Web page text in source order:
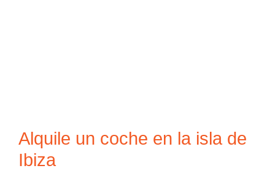
Alquile un coche en la isla de
Ibiza